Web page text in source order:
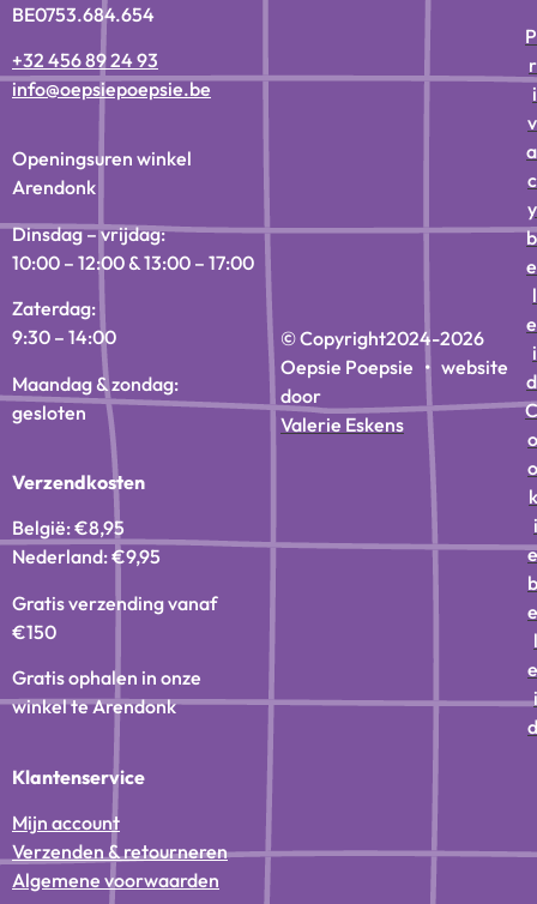
BE0753.684.654
+32 456 89 24 93
info@oepsiepoepsie.be
Openingsuren winkel
Arendonk
Dinsdag – vrijdag:
10:00 – 12:00 & 13:00 – 17:00
Zaterdag:
9:30 – 14:00
Maandag & zondag:
gesloten
Verzendkosten
België: €8,95
Nederland: €9,95
Gratis verzending vanaf
€150
Gratis ophalen in onze
winkel te Arendonk
Klantenservice
Mijn account
Verzenden & retourneren
Algemene voorwaarden
© Copyright2024-2026
Oepsie Poepsie • website
door
Valerie Eskens
P
r
i
v
a
c
y
b
e
l
e
i
d
C
o
o
k
i
e
b
e
l
e
i
d